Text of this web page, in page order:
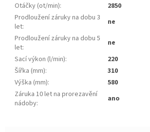
Otáčky (ot/min):
2850
Prodloužení záruky na dobu 3
let:
ne
Prodloužení záruky na dobu 5
let:
ne
Sací výkon (l/min):
220
Šířka (mm):
310
Výška (mm):
580
Záruka 10 let na prorezavění
nádoby: ano